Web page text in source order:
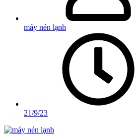
máy nén lạnh
21/9/23